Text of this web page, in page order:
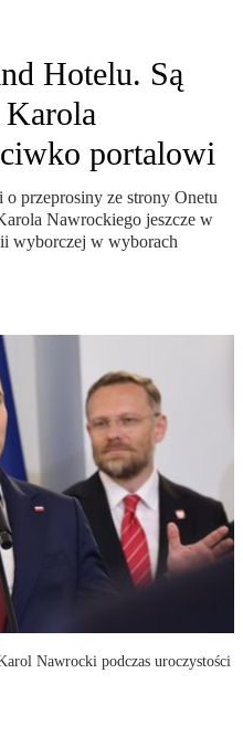
Hotelu. Są
Karola
portalowi
przeprosiny ze strony Onetu
Nawrockiego jeszcze w
wyborczej w wyborach
Nawrocki podczas uroczystości